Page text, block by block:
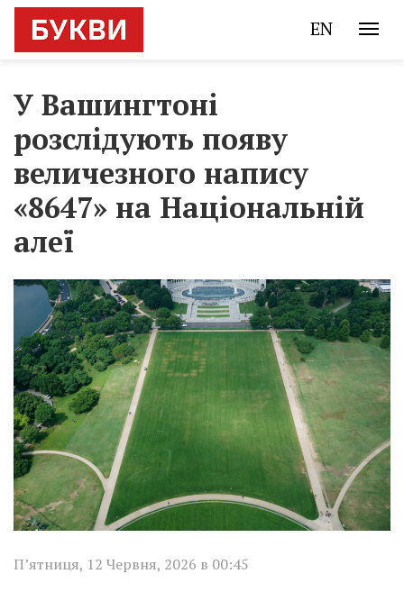
EN
У Вашингтоні
розслідують появу
величезного напису
«8647» на Національній
алеї
П’ятниця, 12 Червня, 2026 в 00:45